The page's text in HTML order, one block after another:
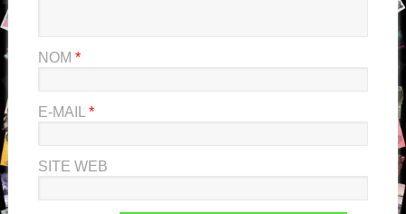
NOM *
E-MAIL *
SITE WEB